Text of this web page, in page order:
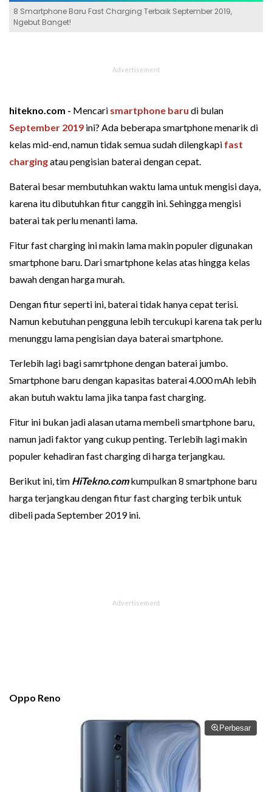
8 Smartphone Baru Fast Charging Terbaik September 2019,
Ngebut Banget!
hitekno.com - Mencari smartphone baru di bulan
September 2019 ini? Ada beberapa smartphone menarik di
kelas mid-end, namun tidak semua sudah dilengkapi fast
chargingatau pengisian baterai dengan cepat.
Baterai besar membutuhkan waktu lama untuk mengisi daya,
karena itu dibutuhkan fitur canggih ini. Sehingga mengisi
baterai tak perlu menanti lama.
Fitur fast charging ini makin lama makin populer digunakan
smartphone baru. Dari smartphone kelas atas hingga kelas
bawah dengan harga murah.
Dengan fitur seperti ini, baterai tidak hanya cepat terisi.
Namun kebutuhan pengguna lebih tercukupi karena tak perlu
menunggu lama pengisian daya baterai smartphone.
Terlebih lagi bagi samrtphone dengan baterai jumbo.
Smartphone baru dengan kapasitas baterai 4.000 mAh lebih
akan butuh waktu lama jika tanpa fast charging.
Fitur ini bukan jadi alasan utama membeli smartphone baru,
namun jadi faktor yang cukup penting. Terlebih lagi makin
populer kehadiran fast charging di harga terjangkau.
Berikut ini, tim HiTekno.com kumpulkan 8 smartphone baru
harga terjangkau dengan fitur fast charging terbik untuk
dibeli pada September 2019 ini.
Oppo Reno
Perbesar